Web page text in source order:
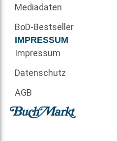
Mediadaten
BoD-Bestseller
IMPRESSUM
Impressum
Datenschutz
AGB